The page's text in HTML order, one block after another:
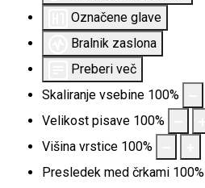
Označene glave
Bralnik zaslona
Preberi več
Skaliranje vsebine 100%
Velikost pisave 100%
Višina vrstice 100%
Presledek med črkami 100%